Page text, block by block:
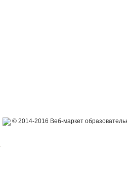
© 2014-2016 Веб-маркет